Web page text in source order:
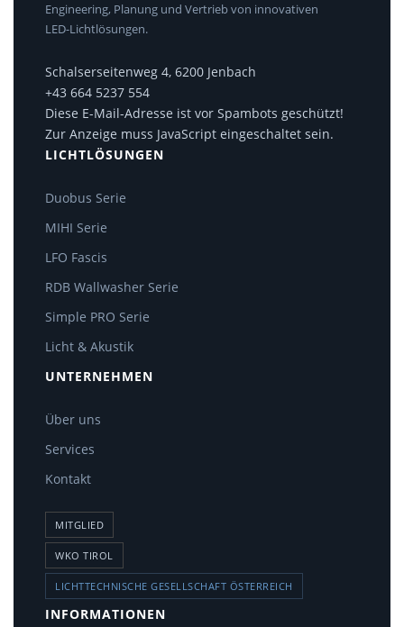
Engineering, Planung und Vertrieb von innovativen
LED-Lichtlösungen.
Schalserseitenweg 4, 6200 Jenbach
+43 664 5237 554
Diese E-Mail-Adresse ist vor Spambots geschützt!
Zur Anzeige muss JavaScript eingeschaltet sein.
LICHTLÖSUNGEN
Duobus Serie
MIHI Serie
LFO Fascis
RDB Wallwasher Serie
Simple PRO Serie
Licht & Akustik
UNTERNEHMEN
Über uns
Services
Kontakt
MITGLIED
WKO TIROL
LICHTTECHNISCHE GESELLSCHAFT ÖSTERREICH
INFORMATIONEN